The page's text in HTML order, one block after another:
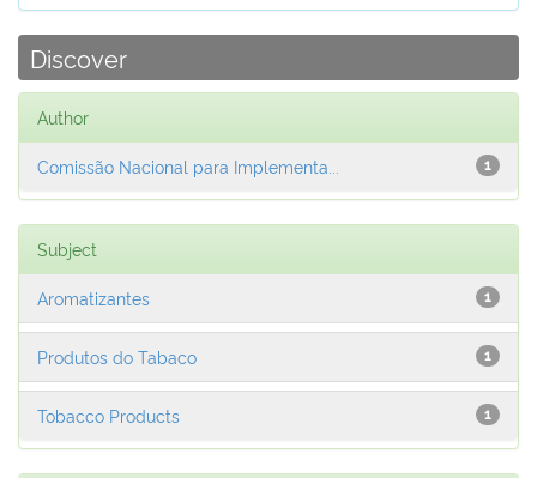
Discover
Author
1
Comissão Nacional para Implementa...
Subject
1
Aromatizantes
1
Produtos do Tabaco
1
Tobacco Products